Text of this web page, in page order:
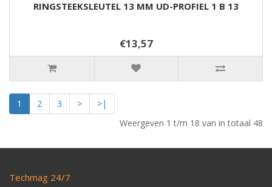
RINGSTEEKSLEUTEL 13 MM UD-PROFIEL 1 B 13
€13,57
1 2 3 >
>|
Weergeven 1 t/m 18 van in totaal 48
Techmag 24/7